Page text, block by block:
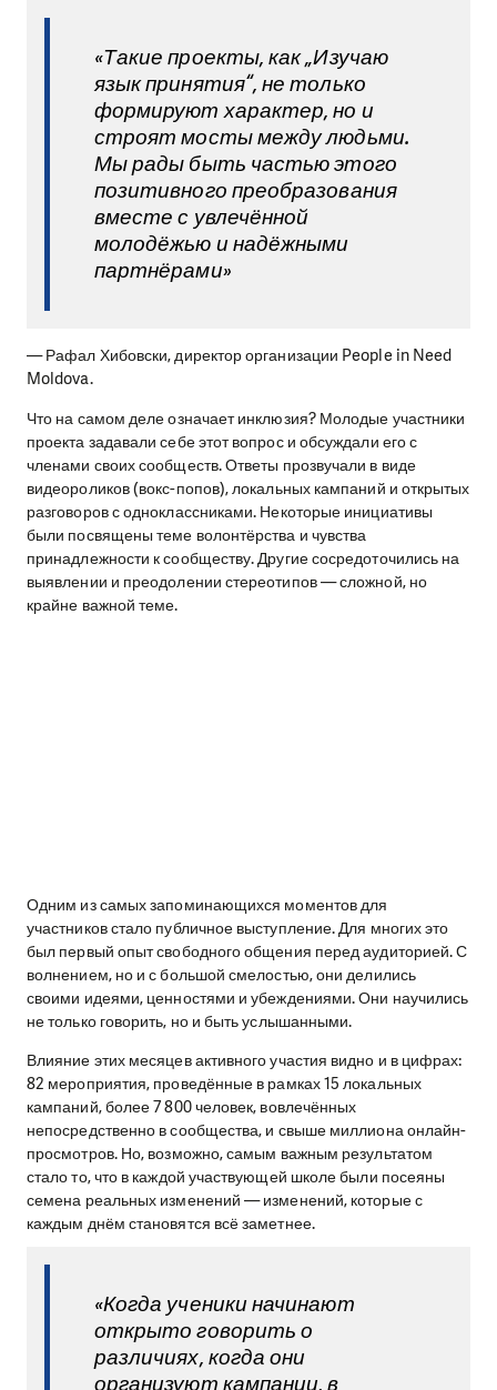
«Такие проекты, как „Изучаю
язык принятия“, не только
формируют характер, но и
строят мосты между людьми.
Мы рады быть частью этого
позитивного преобразования
вместе с увлечённой
молодёжью и надёжными
партнёрами»
— Рафал Хибовски, директор организации People in Need
Moldova.
Что на самом деле означает инклюзия? Молодые участники
проекта задавали себе этот вопрос и обсуждали его с
членами своих сообществ. Ответы прозвучали в виде
видеороликов (вокс-попов), локальных кампаний и открытых
разговоров с одноклассниками. Некоторые инициативы
были посвящены теме волонтёрства и чувства
принадлежности к сообществу. Другие сосредоточились на
выявлении и преодолении стереотипов — сложной, но
крайне важной теме.
Одним из самых запоминающихся моментов для
участников стало публичное выступление. Для многих это
был первый опыт свободного общения перед аудиторией. С
волнением, но и с большой смелостью, они делились
своими идеями, ценностями и убеждениями. Они научились
не только говорить, но и быть услышанными.
Влияние этих месяцев активного участия видно и в цифрах:
82 мероприятия, проведённые в рамках 15 локальных
кампаний, более 7 800 человек, вовлечённых
непосредственно в сообщества, и свыше миллиона онлайн-
просмотров. Но, возможно, самым важным результатом
стало то, что в каждой участвующей школе были посеяны
семена реальных изменений — изменений, которые с
каждым днём становятся всё заметнее.
«Когда ученики начинают
открыто говорить о
различиях, когда они
организуют кампании, в